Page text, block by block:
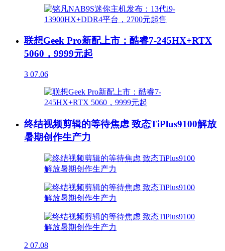
联想Geek Pro新配上市：酷睿7-245HX+RTX
5060，9999元起
3 07.06
终结视频剪辑的等待焦虑 致态TiPlus9100解放
暑期创作生产力
2 07.08